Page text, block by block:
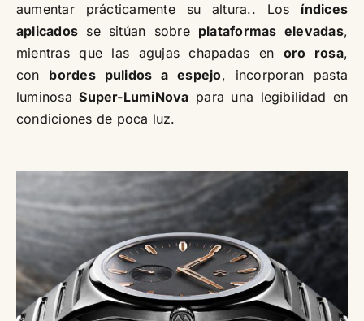
aumentar prácticamente su altura.. Los índices
aplicados se sitúan sobre plataformas elevadas,
mientras que las agujas chapadas en oro rosa,
con bordes pulidos a espejo, incorporan pasta
luminosaSuper-LumiNova para una legibilidad en
condiciones de poca luz.